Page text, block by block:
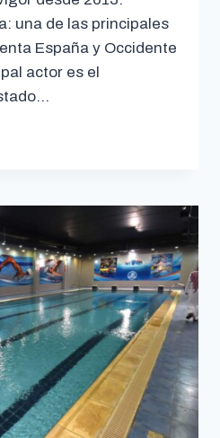
una de las principales
España y Occidente
actor es el